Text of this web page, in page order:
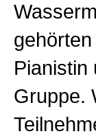
Pianistin
Gruppe.